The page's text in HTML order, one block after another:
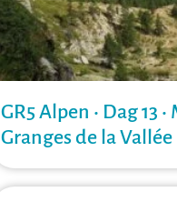
GR5 Alpen • Dag 13
Granges de la